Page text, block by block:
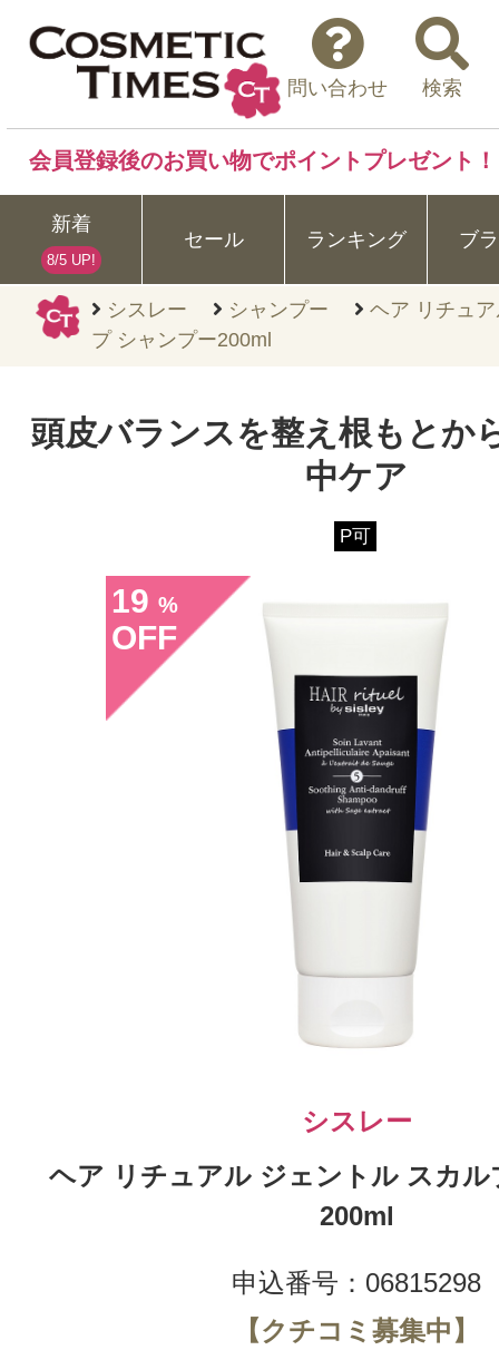
シスレー シャンプー
ヘア リチュ
プ シャンプー200ml
問い合わせ 検索
会員登録後のお買い物でポイントプレゼント！
新着
8/5 UP!
セール ランキング ブ
頭皮バランスを整え根もとか
中ケア
P可
19 %
OFF
シスレー
ヘア リチュアル ジェントル スカル
200ml
申込番号：06815298
【クチコミ募集中】